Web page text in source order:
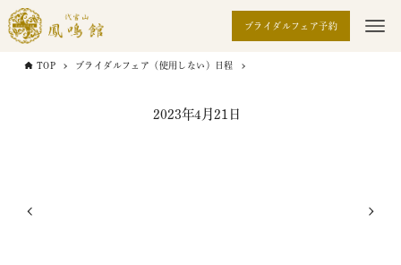
ブライダルフェア予約
TOP ブライダルフェア（使用しない）日程
2023年4月21日